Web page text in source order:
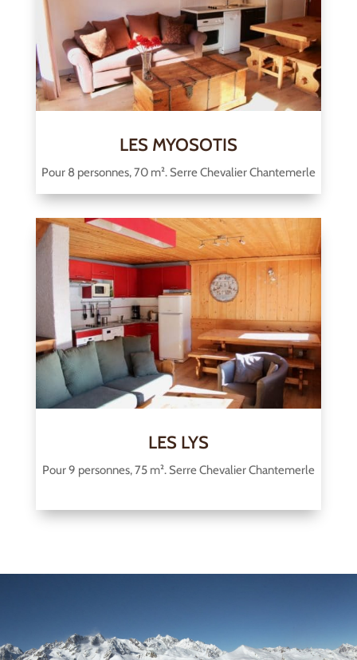
LES MYOSOTIS
Pour 8 personnes, 70 m². Serre Chevalier Chantemerle
LES LYS
Pour 9 personnes, 75 m². Serre Chevalier Chantemerle